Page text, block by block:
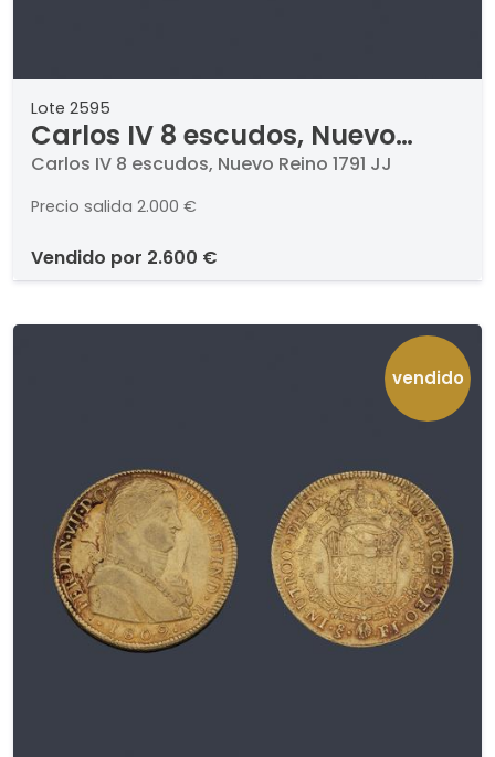
Lote 2595
Carlos IV 8 escudos, Nuevo
Reino 1791 JJ
Carlos IV 8 escudos, Nuevo Reino 1791 JJ
Precio salida 2.000 €
vendido por 2.600 €
vendido